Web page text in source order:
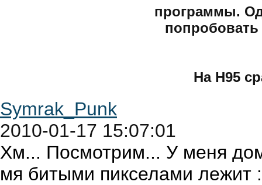
программы.
попробовать
На Н95
Symrak_Punk
2010-01-17 15:07:01
Хм... Посмотрим... У меня
мя битыми пикселами лежит